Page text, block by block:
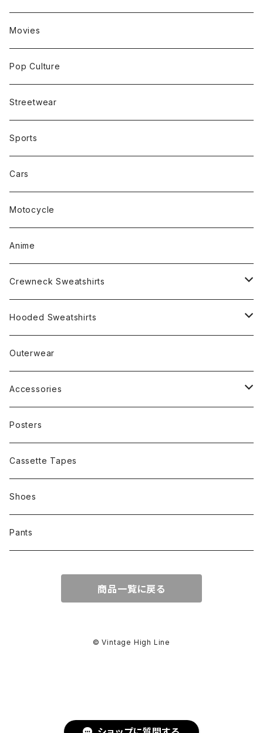
Movies
Pop Culture
Streetwear
Sports
Cars
Motocycle
Anime
Crewneck Sweatshirts
Rap
Band
Other
Hooded Sweatshirts
Rap
Band
Other
Outerwear
Accessories
Cap
Posters
Cassette Tapes
Shoes
Pants
商品一覧に戻る
© Vintage High Line